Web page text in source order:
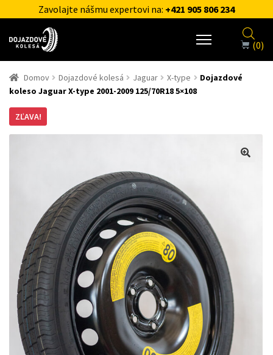
Zavolajte nášmu expertovi na: +421 905 806 234
(0)
Domov Dojazdové kolesá Jaguar X-type
Dojazdové
koleso Jaguar X-type 2001-2009 125/70R18 5×108
ZĽAVA!